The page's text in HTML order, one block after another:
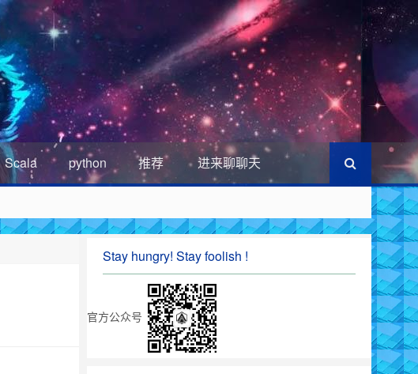
Scala python 推荐 进来聊聊天
Stay hungry! Stay foolish !
官方公众号